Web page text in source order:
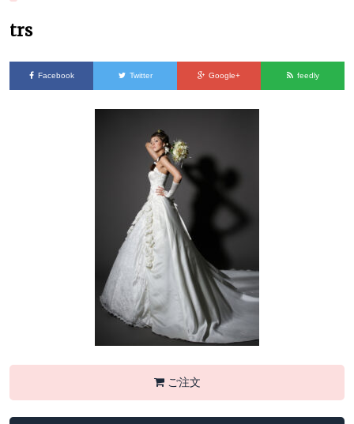
trs
Facebook Twitter Google+ feedly
ご注文